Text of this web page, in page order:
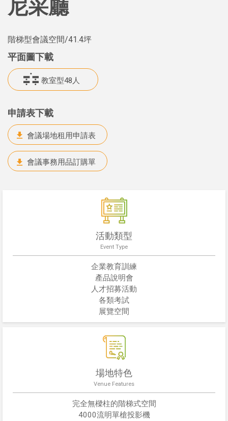
尼采廳
階梯型會議空間/41.4坪
平面圖下載
教室型48人
申請表下載
會議場地租用申請表
會議事務用品訂購單
活動類型
Event Type
企業教育訓練
產品說明會
人才招募活動
各類考試
展覽空間
場地特色
Venue Features
完全無樑柱的階梯式空間
4000流明單槍投影機